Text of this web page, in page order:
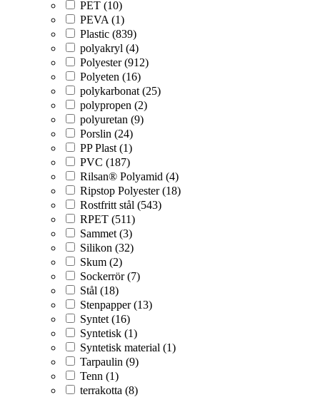
PET (10)
PEVA (1)
Plastic (839)
polyakryl (4)
Polyester (912)
Polyeten (16)
polykarbonat (25)
polypropen (2)
polyuretan (9)
Porslin (24)
PP Plast (1)
PVC (187)
Rilsan® Polyamid (4)
Ripstop Polyester (18)
Rostfritt stål (543)
RPET (511)
Sammet (3)
Silikon (32)
Skum (2)
Sockerrör (7)
Stål (18)
Stenpapper (13)
Syntet (16)
Syntetisk (1)
Syntetisk material (1)
Tarpaulin (9)
Tenn (1)
terrakotta (8)